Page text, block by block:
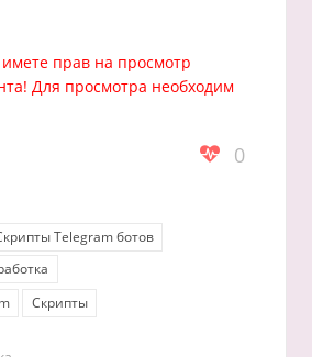
прав на просмотр
Для просмотра необходим
0
Telegram ботов
Скрипты